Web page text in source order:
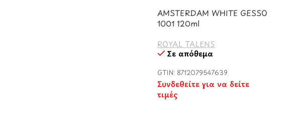
AMSTERDAM WHITE GESSO
1001 120ml
ROYAL TALENS
Σε απόθεμα
GTIN: 8712079547639
Συνδεθείτε για να δείτε
τιμές